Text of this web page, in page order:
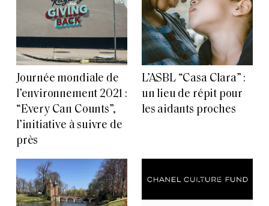
Journée mondiale de
l’environnement 2021 :
“Every Can Counts”,
l’initiative à suivre de
près
L’ASBL “Casa Clara” :
un lieu de répit pour
les aidants proches